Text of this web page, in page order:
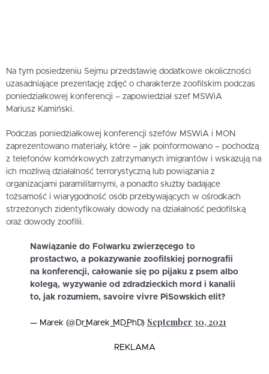
Na tym posiedzeniu Sejmu przedstawię dodatkowe okoliczności
uzasadniające prezentację zdjęć o charakterze zoofilskim podczas
poniedziałkowej konferencji – zapowiedział szef MSWiA
Mariusz Kamiński.
Podczas poniedziałkowej konferencji szefów MSWiA i MON
zaprezentowano materiały, które – jak poinformowano – pochodzą
z telefonów komórkowych zatrzymanych imigrantów i wskazują na
ich możliwą działalność terrorystyczną lub powiązania z
organizacjami paramilitarnymi, a ponadto służby badające
tożsamość i wiarygodność osób przebywających w ośrodkach
strzeżonych zidentyfikowały dowody na działalność pedofilską
oraz dowody zoofilii.
Nawiązanie do Folwarku zwierzęcego to
prostactwo, a pokazywanie zoofilskiej pornografii
na konferencji, całowanie się po pijaku z psem albo
kolegą, wyzywanie od zdradzieckich mord i kanalii
to, jak rozumiem, savoire vivre PiSowskich elit?
— Marek (@Dr_Marek_MD_PhD) September 30, 2021
REKLAMA